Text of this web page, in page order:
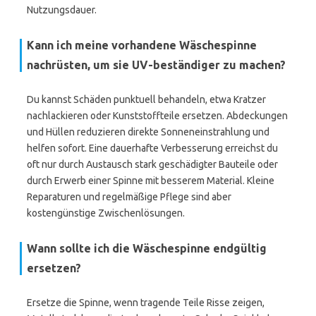
Nutzungsdauer.
Kann ich meine vorhandene Wäschespinne
nachrüsten, um sie UV-beständiger zu machen?
Du kannst Schäden punktuell behandeln, etwa Kratzer
nachlackieren oder Kunststoffteile ersetzen. Abdeckungen
und Hüllen reduzieren direkte Sonneneinstrahlung und
helfen sofort. Eine dauerhafte Verbesserung erreichst du
oft nur durch Austausch stark geschädigter Bauteile oder
durch Erwerb einer Spinne mit besserem Material. Kleine
Reparaturen und regelmäßige Pflege sind aber
kostengünstige Zwischenlösungen.
Wann sollte ich die Wäschespinne endgültig
ersetzen?
Ersetze die Spinne, wenn tragende Teile Risse zeigen,